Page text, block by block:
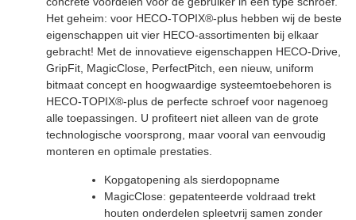
Het geheim: voor HECO-TOPIX®-plus hebben wij de beste
eigenschappen uit vier HECO-assortimenten bij elkaar
gebracht! Met de innovatieve eigenschappen HECO-Drive,
GripFit, MagicClose, PerfectPitch, een nieuw, uniform
bitmaat concept en hoogwaardige systeemtoebehoren is
HECO-TOPIX®-plus de perfecte schroef voor nagenoeg
alle toepassingen. U profiteert niet alleen van de grote
technologische voorsprong, maar vooral van eenvoudig
monteren en optimale prestaties.
Kopgatopening als sierdopopname
MagicClose: gepatenteerde voldraad trekt
houten onderdelen spleetvrij samen zonder